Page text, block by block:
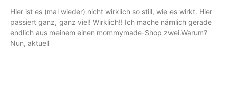
Hier ist es (mal wieder) nicht wirklich so still, wie es wirkt. Hier
passiert ganz, ganz viel! Wirklich!! Ich mache nämlich gerade
endlich aus meinem einen mommymade-Shop zwei.Warum?
Nun, aktuell